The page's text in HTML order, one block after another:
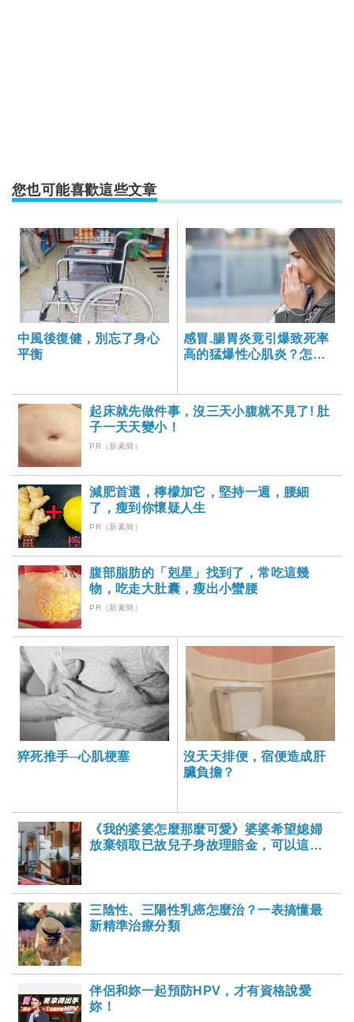
您也可能喜歡這些文章
中風後復健，別忘了身心
平衡
感冒.腸胃炎竟引爆致死率
高的猛爆性心肌炎？怎麼
起床就先做件事，沒三天小腹就不見了! 肚
子一天天變小！
PR（新素簡）
減肥首選，檸檬加它，堅持一週，腰細
了，瘦到你懷疑人生
PR（新素簡）
腹部脂肪的「剋星」找到了，常吃這幾
物，吃走大肚囊，瘦出小蠻腰
PR（新素簡）
猝死推手─心肌梗塞
沒天天排便，宿便造成肝
臟負擔？
《我的婆婆怎麼那麼可愛》婆婆希望媳婦
放棄領取已故兒子身故理賠金，可以這樣
三陰性、三陽性乳癌怎麼治？一表搞懂最
新精準治療分類
伴侶和妳一起預防HPV，才有資格說愛
妳！